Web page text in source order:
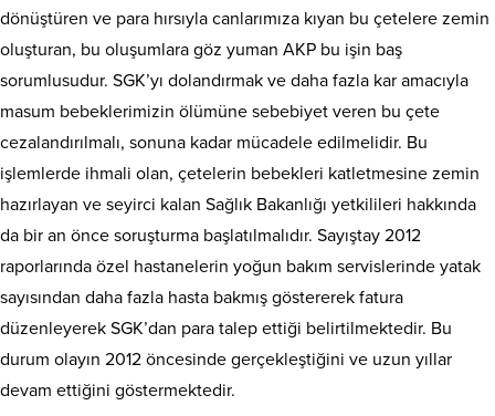
dönüştüren ve para hırsıyla canlarımıza kıyan bu çetelere zemin
oluşturan, bu oluşumlara göz yuman AKP bu işin baş
sorumlusudur. SGK’yı dolandırmak ve daha fazla kar amacıyla
masum bebeklerimizin ölümüne sebebiyet veren bu çete
cezalandırılmalı, sonuna kadar mücadele edilmelidir. Bu
işlemlerde ihmali olan, çetelerin bebekleri katletmesine zemin
hazırlayan ve seyirci kalan Sağlık Bakanlığı yetkilileri hakkında
da bir an önce soruşturma başlatılmalıdır. Sayıştay 2012
raporlarında özel hastanelerin yoğun bakım servislerinde yatak
sayısından daha fazla hasta bakmış göstererek fatura
düzenleyerek SGK’dan para talep ettiği belirtilmektedir. Bu
durum olayın 2012 öncesinde gerçekleştiğini ve uzun yıllar
devam ettiğini göstermektedir.